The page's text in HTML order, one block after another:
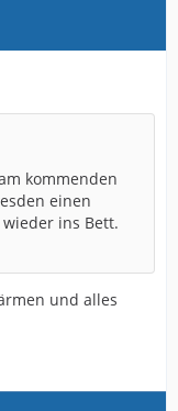
kommenden
einen
ins Bett.
und alles